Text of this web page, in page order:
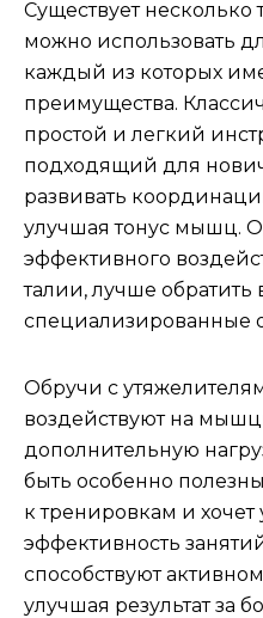
Существует несколько
можно использовать
каждый из которых
преимущества.
простой и легкий
подходящий для
развивать
улучшая тонус мышц.
эффективного
талии, лучше
специализированные
Обручи с
воздействуют на
дополнительную
быть особенно
к тренировкам и хочет
эффективность
способствуют
улучшая результат за